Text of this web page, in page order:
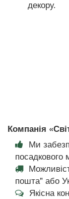
декору.
Компанія
Ми
посадкового
пошта" або
Якісна